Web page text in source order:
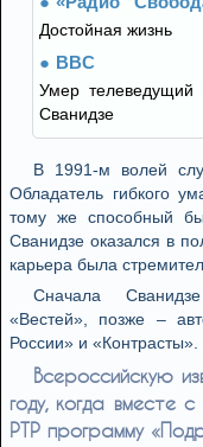
Достойная жизнь
BBC
Умер телеведущий
Сванидзе
В 1991-м волей
Обладатель гибкого
тому же способный
Сванидзе оказался в
карьера была
Сначала
«Вестей», позже –
России» и «Контрасты».
Всероссийскую
году, когда вместе
РТР программу